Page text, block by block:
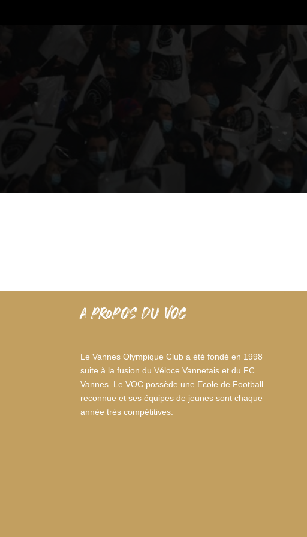
A PROPOS DU VOC
Le Vannes Olympique Club a été fondé en 1998
suite à la fusion du Véloce Vannetais et du FC
Vannes. Le VOC possède une Ecole de Football
reconnue et ses équipes de jeunes sont chaque
année très compétitives.